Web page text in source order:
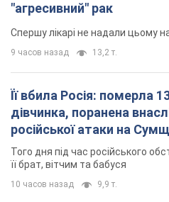
"агресивний" рак
Спершу лікарі не надали цьому
9 часов назад 13,2 т.
Її вбила Росія: померла
дівчинка, поранена
російської атаки на
Того дня під час російського
її брат, вітчим та бабуся
10 часов назад 9,9 т.